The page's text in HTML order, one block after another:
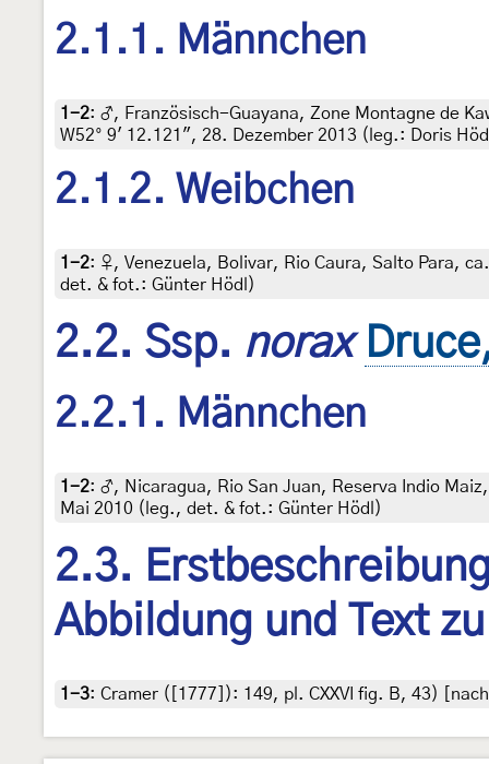
2.1.1. Männchen
1-2: ♂, Französisch-Guayana, Zone Montagne de
W52° 9' 12.121", 28. Dezember 2013 (leg.: Doris
2.1.2. Weibchen
1-2: ♀, Venezuela, Bolivar, Rio Caura, Salto Para,
det. & fot.: Günter Hödl)
2.2. Ssp. norax
2.2.1. Männchen
1-2: ♂, Nicaragua, Rio San Juan, Reserva Indio
Mai 2010 (leg., det. & fot.: Günter Hödl)
2.3.
Abbildung und Text
1-3: Cramer ([1777]): 149, pl. CXXVI fig. B, 43)